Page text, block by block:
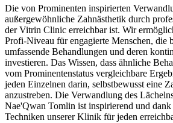
Die von Prominenten inspirierten
außergewöhnliche Zahnästhetik durch
der Vitrin Clinic erreichbar ist. Wir
Profi-Niveau für engagierte Menschen, die
umfassende Behandlungen und deren
investieren. Das Wissen, dass ähnliche
vom Prominentenstatus vergleichbare
jeden Einzelnen darin, selbstbewusst eine
anzustreben. Die Verwandlung des
Nae'Qwan Tomlin ist inspirierend und dank
Techniken unserer Klinik für jeden